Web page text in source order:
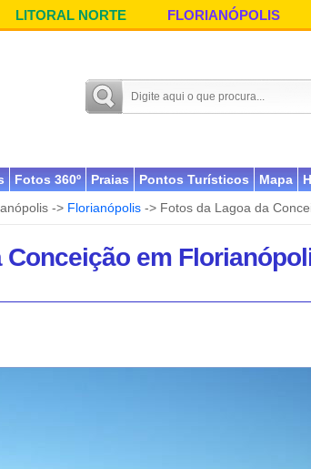
LITORAL NORTE FLORIANÓPOLIS
Fotos 360º Praias Pontos Turísticos Mapa
-> Florianópolis -> Fotos da Lagoa da
Conceição em